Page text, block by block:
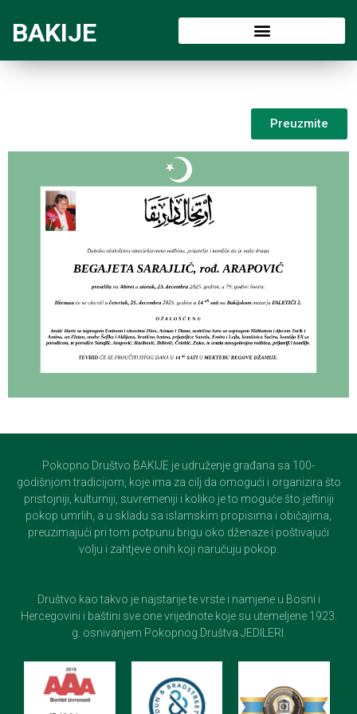
BAKIJE
Preuzmite
Pokopno Društvo BAKIJE je udruženje građana sa 100-
godišnjom tradicijom, koje ima za cilj da omogući i organizira što
pristojniji, kulturniji, suvremeniji i koliko je to moguće što jeftiniji
pokop umrlih, a u skladu sa islamskim propisima i običajima,
preuzimajući pri tom potpunu brigu oko dženaze i poštivajući
volju i zahtjeve onih koji naručuju pokop.
Društvo kao takvo je najstarije te vrste i namjene u Bosni i
Hercegovini i baštini sve one vrijednote koje su utemeljene 1923.
g. osnivanjem Pokopnog Društva JEDILERI.